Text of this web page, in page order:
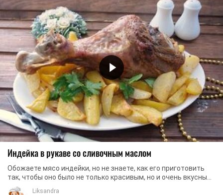
Индейка в рукаве со сливочным маслом
Обожаете мясо индейки, но не знаете, как его приготовить
так, чтобы оно было не только красивым, но и очень вкусным?
- Вам точно понравится наш ...
Liksandra